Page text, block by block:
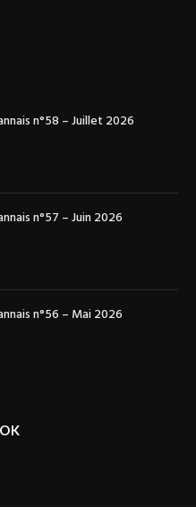
n°58 – Juillet 2026
n°57 – Juin 2026
n°56 – Mai 2026